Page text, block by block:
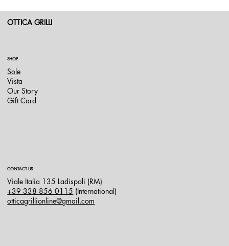
OTTICA GRILLI
SHOP
Sole
Vista
Our Story
Gift Card
CONTACT US
Viale Italia 135 Ladispoli (RM)
+39 338 856 0115 (International)
otticagrillionline@gmail.com